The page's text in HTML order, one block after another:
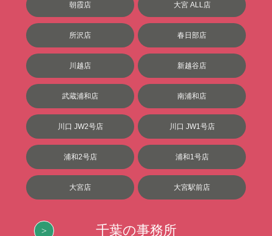
朝霞店 大宮 ALL店
所沢店 春日部店
川越店 新越谷店
武蔵浦和店 南浦和店
川口 JW2号店 川口 JW1号店
浦和2号店 浦和1号店
大宮店 大宮駅前店
千葉の事務所